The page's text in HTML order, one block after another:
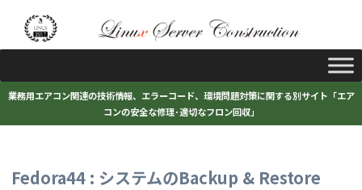
業務用エアコン関連の技術情報、エラーコード、環境問題対策に関する別サイト「エア
コンの安全な修理･適切なフロン回収」
Fedora44 : システムのBackup & Restore